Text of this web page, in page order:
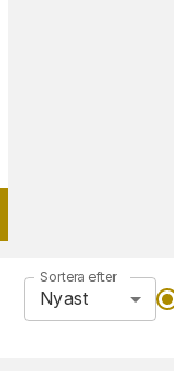
Sortera efter
Nyast